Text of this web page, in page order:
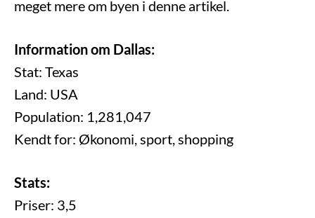
meget mere om byen i denne artikel.
Information om Dallas:
Stat: Texas
Land: USA
Population: 1,281,047
Kendt for: Økonomi, sport, shopping
Stats:
Priser: 3,5